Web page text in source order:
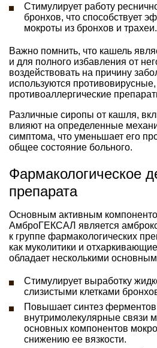
Стимулирует работу
бронхов, что способствует
мокроты из бронхов и трахеи.
Важно помнить, что кашель
и для полного избавления от
воздействовать на причину
используются
противоаллергические
Различные сиропы от кашля,
влияют на определенные
симптома, что уменьшает его
общее состояние больного.
Фармакологическое
препарата
Основным активным
АмброГЕКСАЛ является
к группе фармакологических
как муколитики и
обладает несколькими
Стимулирует выработку
слизистыми клетками
Повышает синтез
внутримолекулярные связи
основных компонентов
снижению ее вязкости.